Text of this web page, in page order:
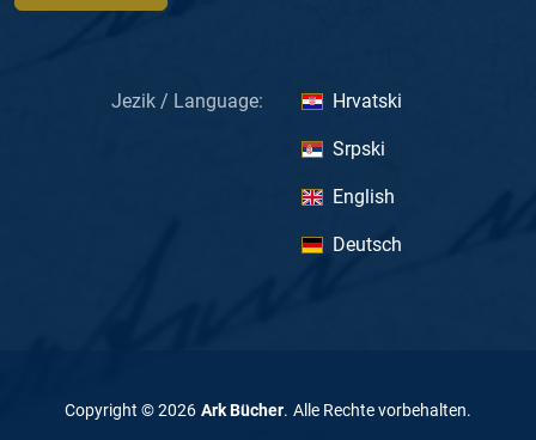
Jezik / Language: Hrvatski
Srpski
English
Deutsch
Copyright ©2026 Ark Bücher. Alle Rechte vorbehalten.